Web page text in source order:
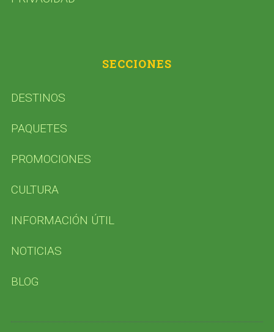
SECCIONES
DESTINOS
PAQUETES
PROMOCIONES
CULTURA
INFORMACIÓN ÚTIL
NOTICIAS
BLOG